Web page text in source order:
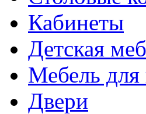
Кабинеты
Детская
Мебель для
Двери